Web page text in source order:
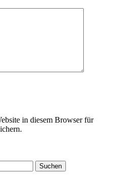
in diesem Browser für